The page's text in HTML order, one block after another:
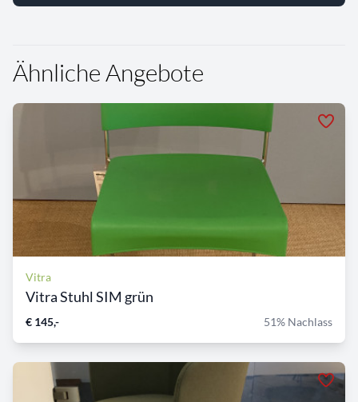
Ähnliche Angebote
Vitra
Vitra Stuhl SIM grün
€ 145,- 51% Nachlass